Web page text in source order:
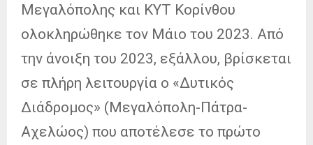
Μεγαλόπολης και ΚΥΤ Κορίνθου
ολοκληρώθηκε τον Μάιο του 2023. Από
την άνοιξη του 2023, εξάλλου, βρίσκεται
σε πλήρη λειτουργία ο «Δυτικός
Διάδρομος» (Μεγαλόπολη-Πάτρα-
Αχελώος) που αποτέλεσε το πρώτο